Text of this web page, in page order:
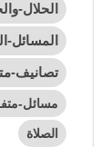
الحلال-
المسائل-
تصانيف-
مسائل-
الصلاة